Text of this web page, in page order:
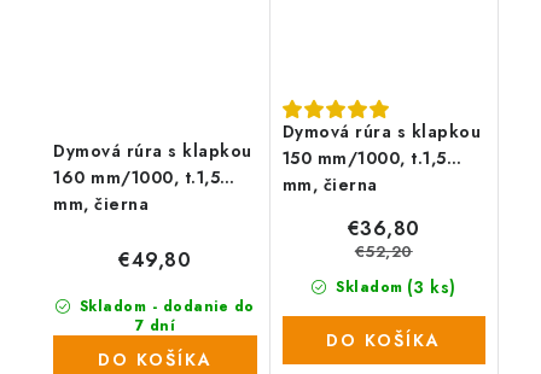
Dymová rúra s klapkou
160 mm/1000, t.1,5
mm, čierna
Skladom - dodanie do
7 dní
(16 ks)
€49,80
DO KOŠÍKA
Dymová rúra s klapkou
150 mm/1000, t.1,5
mm, čierna
Skladom (3 ks)
€36,80
€52,20
DO KOŠÍKA